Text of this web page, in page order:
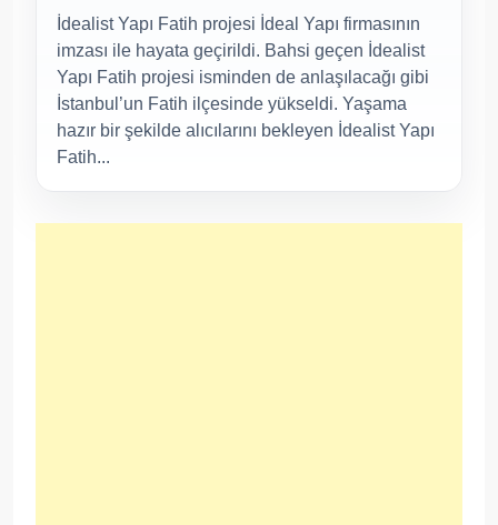
İdealist Yapı Fatih projesi İdeal Yapı firmasının
imzası ile hayata geçirildi. Bahsi geçen İdealist
Yapı Fatih projesi isminden de anlaşılacağı gibi
İstanbul’un Fatih ilçesinde yükseldi. Yaşama
hazır bir şekilde alıcılarını bekleyen İdealist Yapı
Fatih...